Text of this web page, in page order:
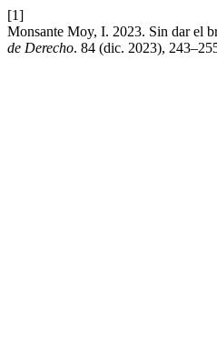
[1]
Monsante Moy, I. 2023. Sin dar el
de Derecho. 84 (dic. 2023),